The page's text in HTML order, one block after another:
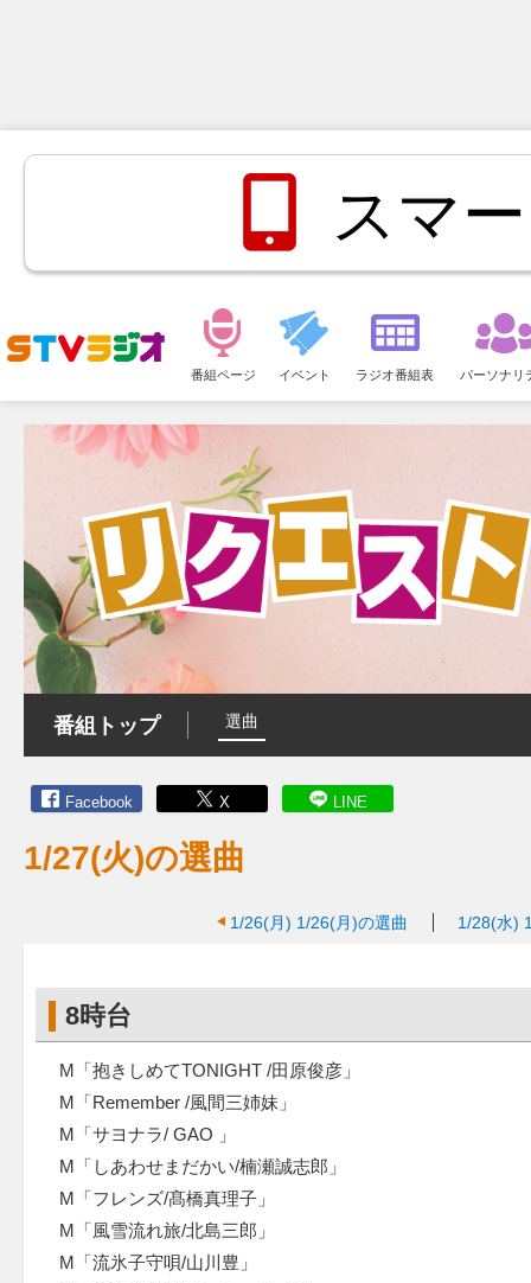
スマ
ュ
ー
番組ページ イベント ラジオ番組表 パーソナリ
番組トップ 選曲
Facebook X LINE
1/27(火)の選曲
1/26(月) 1/26(月)の選曲 1/28(水)
8時台
M「抱きしめてTONIGHT /田原俊彦」
M「Remember /風間三姉妹」
M「サヨナラ/ GAO 」
M「しあわせまだかい/楠瀬誠志郎」
M「フレンズ/髙橋真理子」
M「風雪流れ旅/北島三郎」
M「流氷子守唄/山川豊」